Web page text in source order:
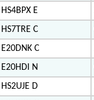
HS4BPX E
HS7TRE C
E20DNK C
E20HDI N
HS2UJE D